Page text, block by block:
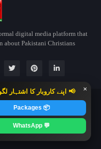
× 📢 اپنے کاروبار کا اشتہار
📦 Packages
💬 WhatsApp
digital media platform that
about Pakistani Christians
Nawai Masihi — All
CopyBloggerThemes.com
Home
About